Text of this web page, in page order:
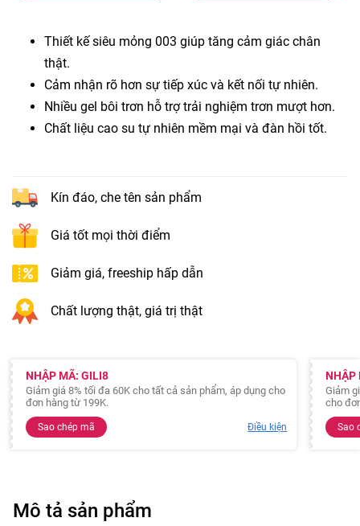
Thiết kế siêu mỏng 003 giúp tăng cảm giác chân
thật.
Cảm nhận rõ hơn sự tiếp xúc và kết nối tự nhiên.
Nhiều gel bôi trơn hỗ trợ trải nghiệm trơn mượt hơn.
Chất liệu cao su tự nhiên mềm mại và đàn hồi tốt.
Kín đáo, che tên sản phẩm
Giá tốt mọi thời điểm
Giảm giá, freeship hấp dẫn
Chất lượng thật, giá trị thật
NHẬP MÃ: GILI8
Giảm giá 8% tối đa 60K cho tất cả sản phẩm, áp dụng cho
đơn hàng từ 199K.
Sao chép mã Điều kiện
NHẬP
Giảm
cho
Sao
Mô tả sản phẩm